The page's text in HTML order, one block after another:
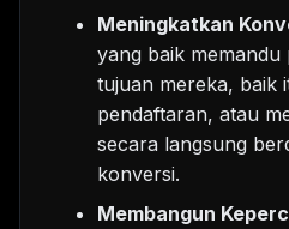
Meningkatkan
yang baik
tujuan mereka, baik
pendaftaran, atau
secara langsung
konversi.
Membangun